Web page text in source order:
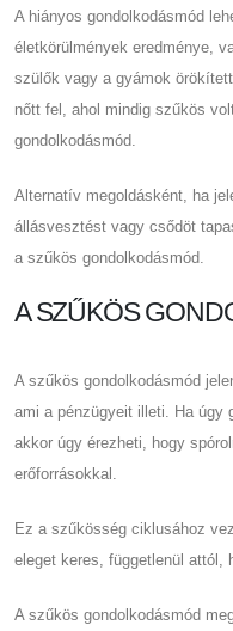
A hiányos gondolkodásmód
életkörülmények eredménye,
szülők vagy a gyámok
nőtt fel, ahol mindig szűkös
gondolkodásmód.
Alternatív megoldásként, ha
állásvesztést vagy csődöt
a szűkös gondolkodásmód.
A SZŰKÖS
A szűkös gondolkodásmód
ami a pénzügyeit illeti. Ha úgy
akkor úgy érezheti, hogy
erőforrásokkal.
Ez a szűkösség ciklusához
eleget keres, függetlenül attól,
A szűkös gondolkodásmód